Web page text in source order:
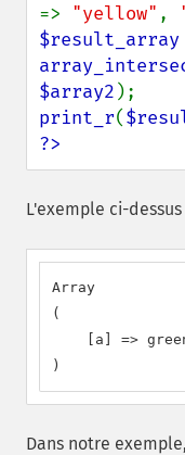
=> "yellow" ,
$result_array
$array2
print_r(
?>
L'exemple ci-
Array
(
[a] =>
)
Dans notre